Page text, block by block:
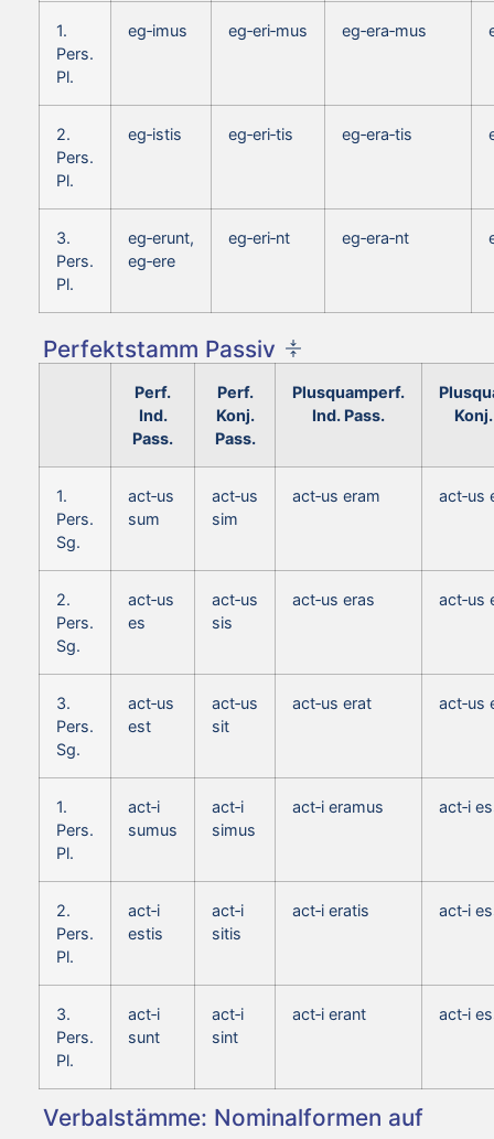
1.
Pers.
Pl.
eg‑imus eg‑eri‑mus eg‑era‑mus
2.
Pers.
Pl.
eg‑istis eg‑eri‑tis eg‑era‑tis
3.
Pers.
Pl.
eg‑erunt,
eg‑ere
eg‑eri‑nt eg‑era‑nt
Perfektstamm Passiv
Perf.
Ind.
Pass.
Perf.
Konj.
Pass.
Plusquamperf.
Ind. Pass.
1.
Pers.
Sg.
act‑us
sum
act‑us
sim
act‑us eram act‑us
2.
Pers.
Sg.
act‑us
es
act‑us
sis
act‑us eras act‑us
3.
Pers.
Sg.
act‑us
est
act‑us
sit
act‑us erat act‑us
1.
Pers.
Pl.
act‑i
sumus
act‑i
simus
act‑i eramus act‑i
2.
Pers.
Pl.
act‑i
estis
act‑i
sitis
act‑i eratis act‑i
3.
Pers.
Pl.
act‑i
sunt
act‑i
sint
act‑i erant act‑i
Verbalstämme: Nominalformen auf